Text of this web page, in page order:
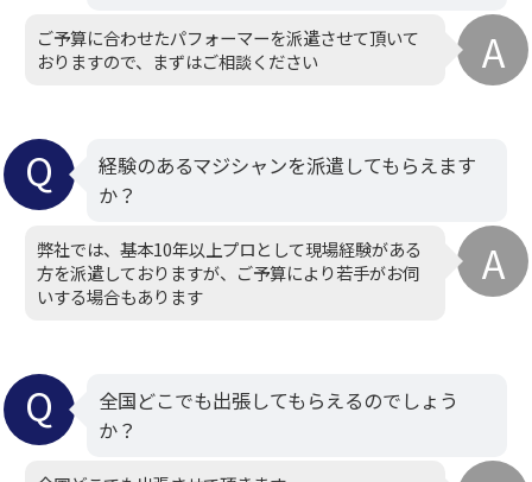
ご予算に合わせたパフォーマーを派遣させて頂いて
おりますので、まずはご相談ください
経験のあるマジシャンを派遣してもらえます
か？
弊社では、基本10年以上プロとして現場経験がある
方を派遣しておりますが、ご予算により若手がお伺
いする場合もあります
全国どこでも出張してもらえるのでしょう
か？